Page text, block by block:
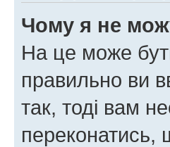
Чому я не
На це може
правильно ви
так, тоді вам